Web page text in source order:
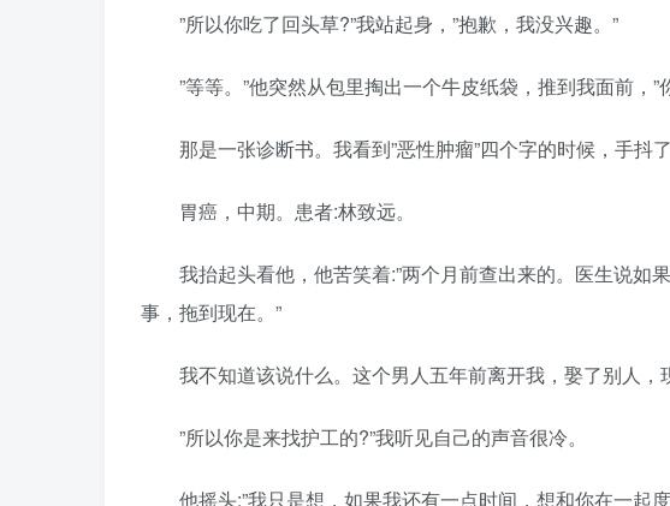
”所以你吃了回头草?”我站起身，”抱歉，我没兴趣。”
”等等。”他突然从包里掏出一个牛皮纸袋，推到我面前，”
那是一张诊断书。我看到”恶性肿瘤”四个字的时候，手抖了
胃癌，中期。患者:林致远。
我抬起头看他，他苦笑着:”两个月前查出来的。医生说如
事，拖到现在。”
我不知道该说什么。这个男人五年前离开我，娶了别人，
”所以你是来找护工的?”我听见自己的声音很冷。
他摇头:”我只是想，如果我还有一点时间，想和你在一起